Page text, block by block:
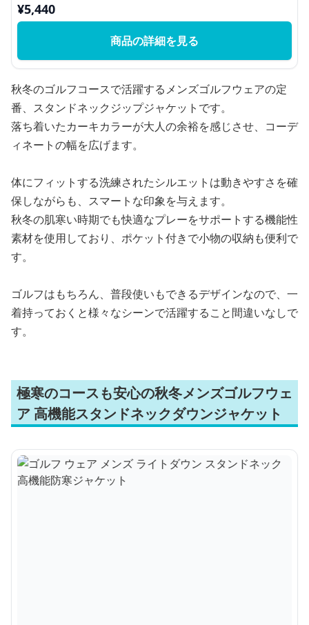
¥5,440
商品の詳細を見る
秋冬のゴルフコースで活躍するメンズゴルフウェアの定
番、スタンドネックジップジャケットです。
落ち着いたカーキカラーが大人の余裕を感じさせ、コーデ
ィネートの幅を広げます。
体にフィットする洗練されたシルエットは動きやすさを確
保しながらも、スマートな印象を与えます。
秋冬の肌寒い時期でも快適なプレーをサポートする機能性
素材を使用しており、ポケット付きで小物の収納も便利で
す。
ゴルフはもちろん、普段使いもできるデザインなので、一
着持っておくと様々なシーンで活躍すること間違いなしで
す。
極寒のコースも安心の秋冬メンズゴルフウェ
ア 高機能スタンドネックダウンジャケット